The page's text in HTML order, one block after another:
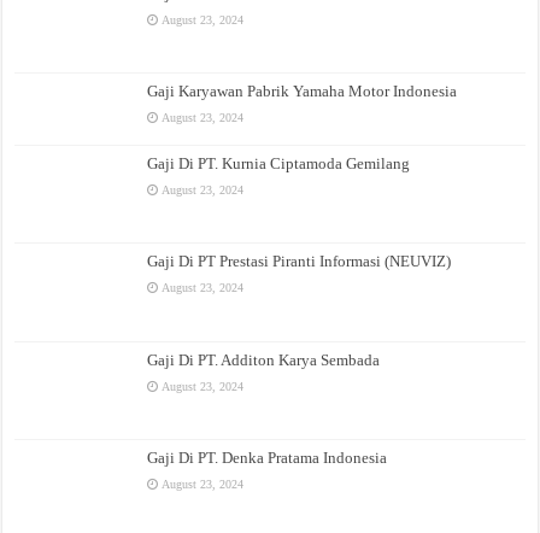
August 23, 2024
Gaji Karyawan Pabrik Yamaha Motor Indonesia
August 23, 2024
Gaji Di PT. Kurnia Ciptamoda Gemilang
August 23, 2024
Gaji Di PT Prestasi Piranti Informasi (NEUVIZ)
August 23, 2024
Gaji Di PT. Additon Karya Sembada
August 23, 2024
Gaji Di PT. Denka Pratama Indonesia
August 23, 2024